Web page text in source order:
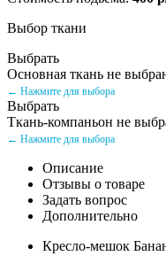
Выбор ткани
Выбрать
Основная ткань не
← Нажмите для выбора
Выбрать
Ткань-компаньон не
← Нажмите для выбора
Описание
Отзывы о товаре
Задать вопрос
Дополнительно
Кресло-мешок